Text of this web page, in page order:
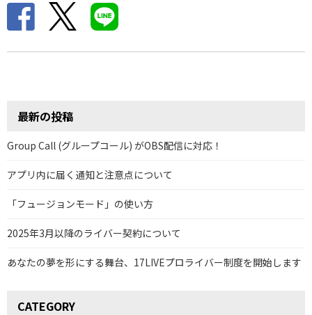
最新の投稿
Group Call (グループコール) がOBS配信に対応！
アプリ内に届く通知と注意点について
「フュージョンモード」の使い方
2025年3月以降のライバー契約について
あなたの夢を形にする舞台、17LIVEプロライバー制度を開始します
CATEGORY